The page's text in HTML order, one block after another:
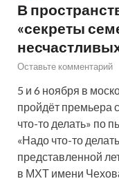
В
«секреты
Оставьте комментарий
5 и 6 ноября в
пройдёт премьера
что-то делать» по
«Надо что-то
представленной
в МХТ имени